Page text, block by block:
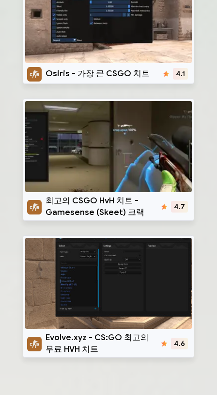
Osiris - 가장 큰 CSGO 치트 4.1
Gamesense/Skeet
최고의 CSGO HvH 치트 -
Gamesense (Skeet) 크랙
4.7
Evolve.xyz
Evolve.xyz - CS:GO 최고의
무료 HVH 치트
4.6